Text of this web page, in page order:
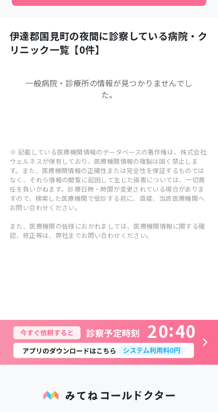
伊達郡国見町の夜間に診察している病院・ク
リニック一覧【0件】
一般病院・診療所の情報が見つかりませんでし
た。
※ 記載している医療機関情報のデータベースの著作権は、株式会社
ウェルネスが保有しており、医療機関情報の複製は固く禁止しま
す。また、医療機関情報の正確性または完全性を保証するものでは
なく、それら情報の閲覧に起因して生じた損害については、一切責
任を負いかねます。診療日時・時間が変更されている場合がありま
すので、検索した医療機関で受診する前に、直接、当該医療機関へ
お問い合わせください。
また、医療機関の皆様におかれましては、医療機関情報に関する確
認、修正等は、弊社までお問い合わせください。
20 40